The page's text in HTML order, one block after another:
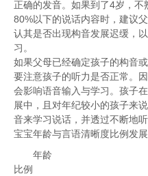
正确的发音。如果到了4岁，
80%以下的说话内容时，建议
认其是否出现构音发展迟缓，
习。
如果父母已经确定孩子的构音
要注意孩子的听力是否正常。
会影响语音输入与学习。孩子
展中，且对年纪较小的孩子来
音来学习说话，并透过不断地
宝宝年龄与言语清晰度比例发
年龄
比例